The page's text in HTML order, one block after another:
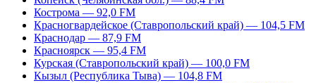
Кострома — 92,0 FM
Красногвардейское (Ставропольский край) — 104,5 FM
Краснодар — 87,9 FM
Красноярск — 95,4 FM
Курская (Ставропольский край) — 100,0 FM
Кызыл (Республика Тыва) — 104,8 FM